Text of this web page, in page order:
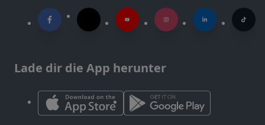
Lade dir die App herunter